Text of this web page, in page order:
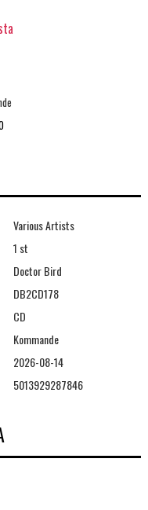
Various Artists
1 st
Doctor Bird
DB2CD178
CD
Kommande
2026-08-14
5013929287846